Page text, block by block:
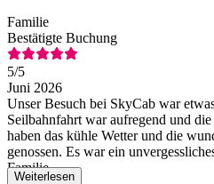
Familie
Bestätigte Buchung
5/5
Juni 2026
Unser Besuch bei SkyCab war
Seilbahnfahrt war aufregend und
haben das kühle Wetter und die
genossen. Es war ein
Familie.
Weiterlesen